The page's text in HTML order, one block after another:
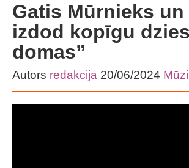
Gatis Mūrnieks
izdod kopīgu
domas”
Autors redakcija 20/06/2024